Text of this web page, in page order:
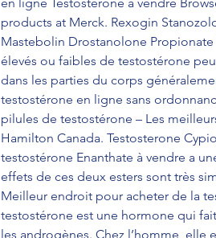
products at Merck. Rexogin
Mastebolin Drostanolone
élevés ou faibles de testostérone
dans les parties du corps
testostérone en ligne sans
pilules de testostérone – Les
Hamilton Canada. Testosterone
testostérone Enanthate à vendre a
effets de ces deux esters sont très
Meilleur endroit pour acheter de la
testostérone est une hormone qui
les androgènes. Chez l’homme,